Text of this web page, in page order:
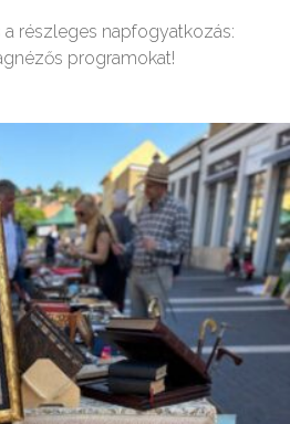
a részleges napfogyatkozás:
programokat!